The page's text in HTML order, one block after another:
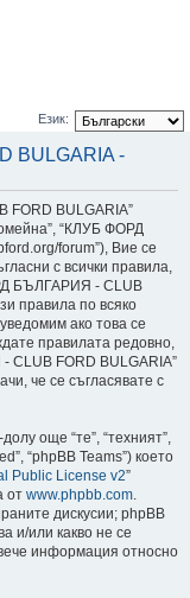
Език:
BULGARIA -
BULGARIA”
“КЛУБ ФОРД
forum”), Вие се
с всички правила,
БЪЛГАРИЯ - CLUB
правила по всяко
ако това се
правилата редовно,
FORD BULGARIA”
че се съгласявате с
още “те”, “техният”,
“phpBB Teams”) което
Public License v2”
от www.phpbb.com
дискусии; phpBB
и/или какво не се
информация относно